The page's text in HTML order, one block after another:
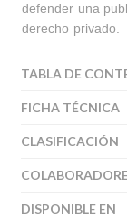
defender una
derecho privado.
TABLA DE
FICHA TÉCNICA
CLASIFICACIÓN
DISPONIBLE EN